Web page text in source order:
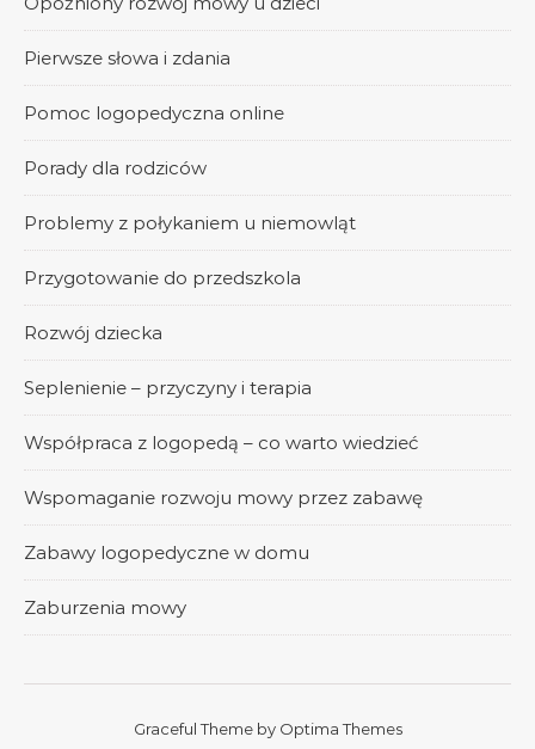
Pierwsze słowa i zdania
Pomoc logopedyczna online
Porady dla rodziców
Problemy z połykaniem u niemowląt
Przygotowanie do przedszkola
Rozwój dziecka
Seplenienie – przyczyny i terapia
Współpraca z logopedą – co warto wiedzieć
Wspomaganie rozwoju mowy przez zabawę
Zabawy logopedyczne w domu
Zaburzenia mowy
Graceful Theme by Optima Themes